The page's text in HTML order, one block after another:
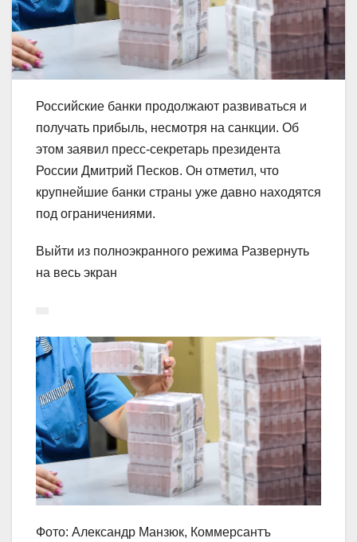
Российские банки продолжают развиваться и
получать прибыль, несмотря на санкции. Об
этом заявил пресс-секретарь президента
России Дмитрий Песков. Он отметил, что
крупнейшие банки страны уже давно находятся
под ограничениями.
Выйти из полноэкранного режима Развернуть
на весь экран
Фото: Александр Манзюк, Коммерсантъ